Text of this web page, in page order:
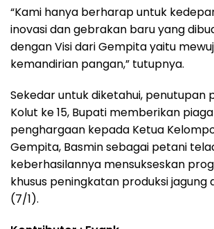
“Kami hanya berharap untuk
inovasi dan gebrakan baru yang
dengan Visi dari Gempita yaitu
kemandirian pangan,” tutupnya.
Sekedar untuk diketahui, penutupan
Kolut ke 15, Bupati memberikan
penghargaan kepada Ketua
Gempita, Basmin sebagai petani
keberhasilannya mensukseskan
khusus peningkatan produksi jagung
(7/1).